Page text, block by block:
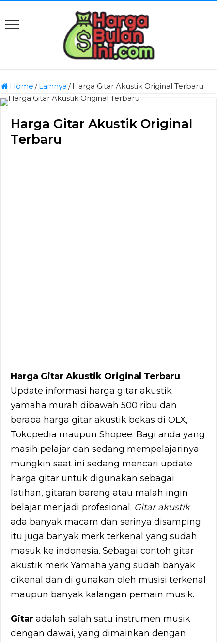
Home /Lainnya /Harga Gitar Akustik Original Terbaru
Harga Gitar Akustik Original
Terbaru
Harga Gitar Akustik Original Terbaru.
Update informasi harga gitar akustik
yamaha murah dibawah 500 ribu dan
berapa harga gitar akustik bekas di OLX,
Tokopedia maupun Shopee. Bagi anda yang
masih pelajar dan sedang mempelajarinya
mungkin saat ini sedang mencari update
harga gitar untuk digunakan sebagai
latihan, gitaran bareng atau malah ingin
belajar menjadi profesional. Gitar akustik
ada banyak macam dan serinya disamping
itu juga banyak merk terkenal yang sudah
masuk ke indonesia. Sebagai contoh gitar
akustik merk Yamaha yang sudah banyak
dikenal dan di gunakan oleh musisi terkenal
maupun banyak kalangan pemain musik.
Gitar adalah salah satu instrumen musik
dengan dawai, yang dimainkan dengan